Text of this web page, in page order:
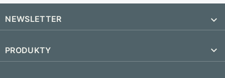
NEWSLETTER 
PRODUKTY 